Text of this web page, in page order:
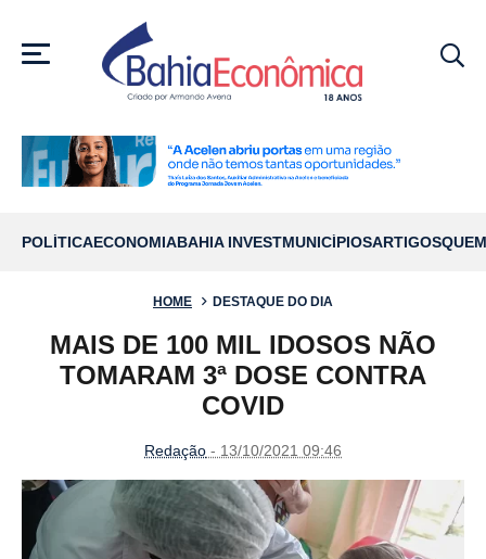
MENU
POLÍTICAECONOMIABAHIA INVESTMUNICÍPIOSARTIGOS
HOME DESTAQUE DO DIA
MAIS DE 100 MIL IDOSOS NÃO
TOMARAM 3ª DOSE CONTRA
COVID
Redação - 13/10/2021 09:46